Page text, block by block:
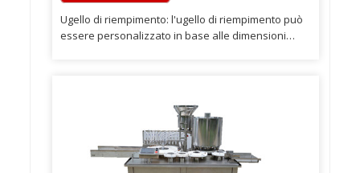
Ugello di riempimento: l'ugello di riempimento può
essere personalizzato in base alle dimensioni
personalizzate, sono necessari 15-45 giorni.